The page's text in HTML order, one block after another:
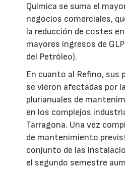
Química se suma el
negocios comerciales,
la reducción de costes
mayores ingresos de
del Petróleo).
En cuanto al Refino, sus
se vieron afectadas por
plurianuales de
en los complejos
Tarragona. Una vez
de mantenimiento
conjunto de las
el segundo semestre